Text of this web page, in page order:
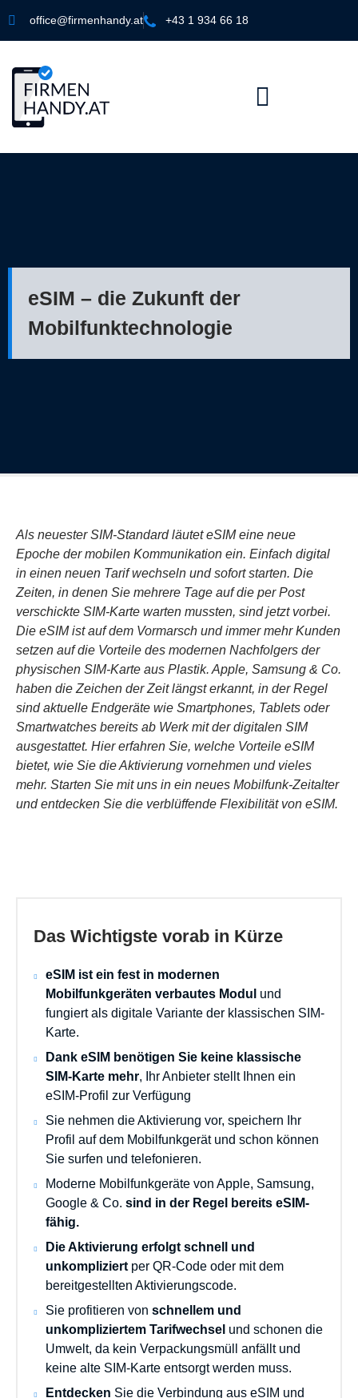
office@firmenhandy.at +43 1 934 66 18
eSIM – die Zukunft der
Mobilfunktechnologie
Als neuester SIM-Standard läutet eSIM eine neue
Epoche der mobilen Kommunikation ein. Einfach digital
in einen neuen Tarif wechseln und sofort starten. Die
Zeiten, in denen Sie mehrere Tage auf die per Post
verschickte SIM-Karte warten mussten, sind jetzt vorbei.
Die eSIM ist auf dem Vormarsch und immer mehr Kunden
setzen auf die Vorteile des modernen Nachfolgers der
physischen SIM-Karte aus Plastik. Apple, Samsung & Co.
haben die Zeichen der Zeit längst erkannt, in der Regel
sind aktuelle Endgeräte wie Smartphones, Tablets oder
Smartwatches bereits ab Werk mit der digitalen SIM
ausgestattet. Hier erfahren Sie, welche Vorteile eSIM
bietet, wie Sie die Aktivierung vornehmen und vieles
mehr. Starten Sie mit uns in ein neues Mobilfunk-Zeitalter
und entdecken Sie die verblüffende Flexibilität von eSIM.
Das Wichtigste vorab in Kürze
eSIM ist ein fest in modernen
Mobilfunkgeräten verbautes Modul und
fungiert als digitale Variante der klassischen SIM-
Karte.
Dank eSIM benötigen Sie keine klassische
SIM-Karte mehr, Ihr Anbieter stellt Ihnen ein
eSIM-Profil zur Verfügung
Sie nehmen die Aktivierung vor, speichern Ihr
Profil auf dem Mobilfunkgerät und schon können
Sie surfen und telefonieren.
Moderne Mobilfunkgeräte von Apple, Samsung,
Google & Co. sind in der Regel bereits eSIM-
fähig.
Die Aktivierung erfolgt schnell und
unkompliziert per QR-Code oder mit dem
bereitgestellten Aktivierungscode.
Sie profitieren von schnellem und
unkompliziertem Tarifwechsel und schonen die
Umwelt, da kein Verpackungsmüll anfällt und
keine alte SIM-Karte entsorgt werden muss.
Entdecken Sie die Verbindung aus eSIM und